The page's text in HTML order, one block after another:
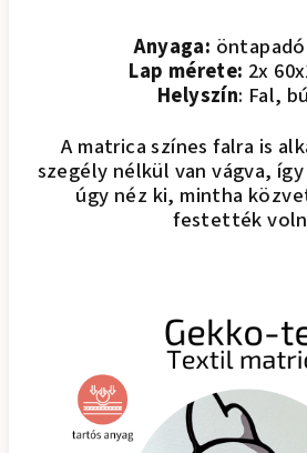
Anyaga:
Lap mérete: 2x
Helyszín: Fal,
A matrica színes falra is
szegély nélkül van vágva,
úgy néz ki, mintha
festették